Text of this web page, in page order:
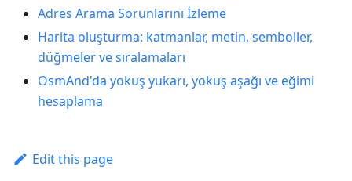
Adres Arama Sorunlarını İzleme
Harita oluşturma: katmanlar, metin, semboller,
düğmeler ve sıralamaları
OsmAnd'da yokuş yukarı, yokuş aşağı ve eğimi
hesaplama
Edit this page